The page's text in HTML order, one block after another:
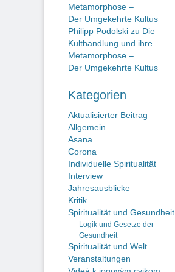
Metamorphose –
Der Umgekehrte Kultus
Philipp Podolski zu Die
Kulthandlung und ihre
Metamorphose –
Der Umgekehrte Kultus
Kategorien
Aktualisierter Beitrag
Allgemein
Asana
Corona
Individuelle Spiritualität
Interview
Jahresausblicke
Kritik
Spiritualität und Gesundheit
Logik und Gesetze der
Gesundheit
Spiritualität und Welt
Veranstaltungen